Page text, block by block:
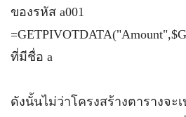
ของรหัส a001
ที่มีชื่อ a
ดังนั้นไม่ว่าโครงสร้างตารางจะ